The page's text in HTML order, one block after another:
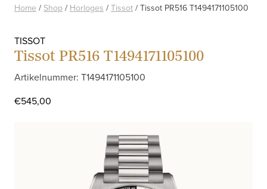
Home / Shop / Horloges / Tissot / Tissot PR516 T1494171105100
TISSOT
Tissot PR516 T1494171105100
Artikelnummer: T1494171105100
€545,00